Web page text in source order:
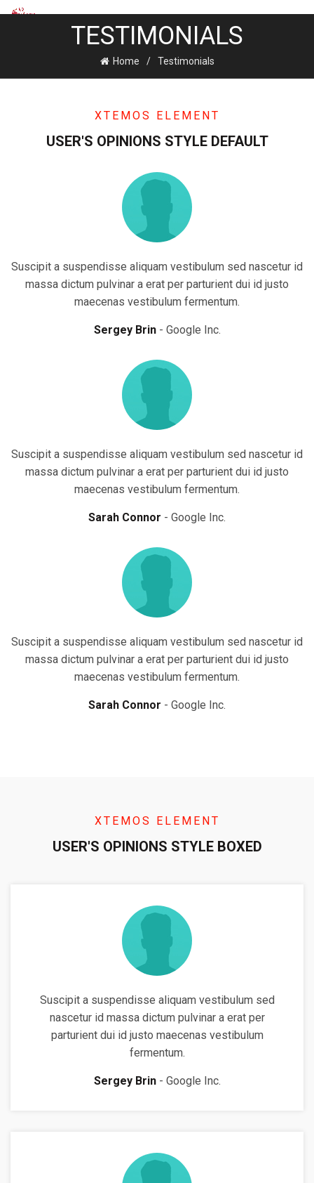
TESTIMONIALS
Home Testimonials
XTEMOS ELEMENT
USER'S OPINIONS STYLE DEFAULT
Suscipit a suspendisse aliquam vestibulum sed nascetur id
massa dictum pulvinar a erat per parturient dui id justo
maecenas vestibulum fermentum.
Sergey Brin Google Inc.
Suscipit a suspendisse aliquam vestibulum sed nascetur id
massa dictum pulvinar a erat per parturient dui id justo
maecenas vestibulum fermentum.
Sarah Connor Google Inc.
Suscipit a suspendisse aliquam vestibulum sed nascetur id
massa dictum pulvinar a erat per parturient dui id justo
maecenas vestibulum fermentum.
Sarah Connor Google Inc.
XTEMOS ELEMENT
USER'S OPINIONS STYLE BOXED
Suscipit a suspendisse aliquam vestibulum sed
nascetur id massa dictum pulvinar a erat per
parturient dui id justo maecenas vestibulum
fermentum.
Sergey Brin Google Inc.